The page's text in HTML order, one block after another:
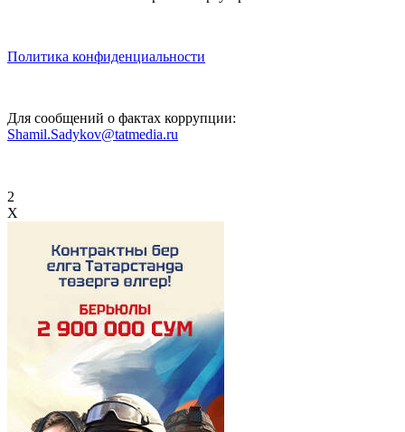
Политика конфиденциальности
Для сообщений о фактах коррупции:
Shamil.Sadykov@tatmedia.ru
2
X